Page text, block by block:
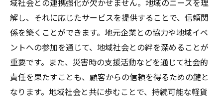
域社会との連携強化が欠かせません。地域のニーズを理
解し、それに応じたサービスを提供することで、信頼関
係を築くことができます。地元企業との協力や地域イベ
ントへの参加を通じて、地域社会との絆を深めることが
重要です。また、災害時の支援活動などを通じて社会的
責任を果たすことも、顧客からの信頼を得るための鍵と
なります。地域社会と共に歩むことで、持続可能な軽貨